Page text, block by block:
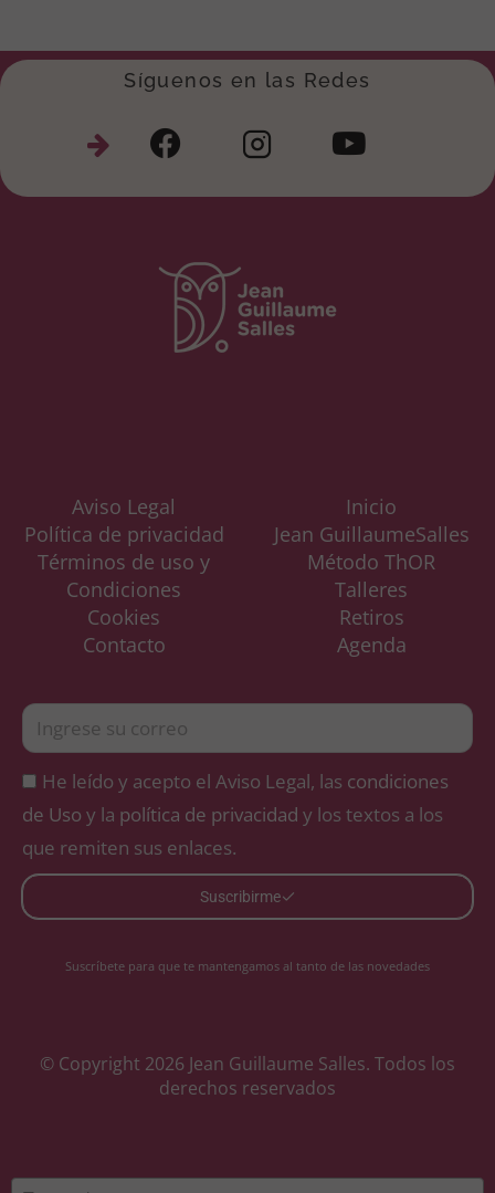
Síguenos en las Redes
Aviso Legal
Política de privacidad
Términos de uso y
Condiciones
Cookies
Contacto
Inicio
Jean GuillaumeSalles
Método ThOR
Talleres
Retiros
Agenda
He leído y acepto el Aviso Legal, las condiciones
de Uso y la política de privacidad y los textos a los
que remiten sus enlaces.
Suscribirme
Suscríbete para que te mantengamos al tanto de las novedades
© Copyright 2026 Jean Guillaume Salles. Todos los
derechos reservados